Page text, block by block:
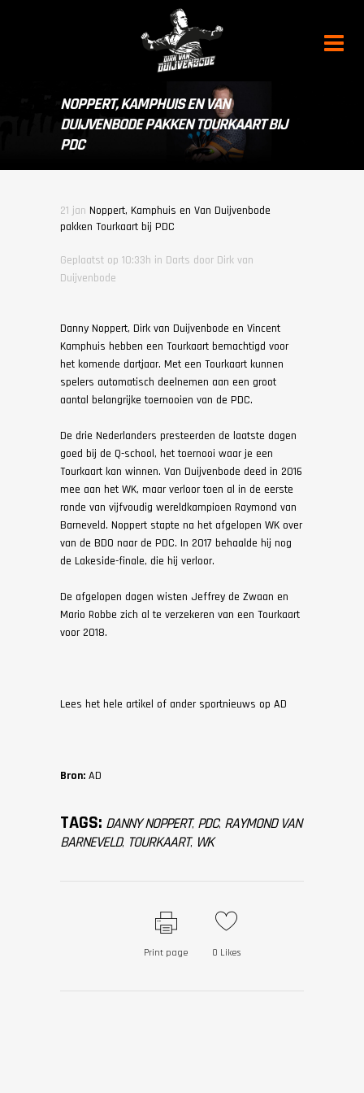
NOPPERT, KAMPHUIS EN VAN
DUIJVENBODE PAKKEN TOURKAART BIJ
PDC
21 jan Noppert, Kamphuis en Van Duijvenbode
pakken Tourkaart bij PDC
Geplaatst op 10:33h in Darts door Dirk van
Duijvenbode
Danny Noppert, Dirk van Duijvenbode en Vincent
Kamphuis hebben een Tourkaart bemachtigd voor
het komende dartjaar. Met een Tourkaart kunnen
spelers automatisch deelnemen aan een groot
aantal belangrijke toernooien van de PDC.
De drie Nederlanders presteerden de laatste dagen
goed bij de Q-school, het toernooi waar je een
Tourkaart kan winnen. Van Duijvenbode deed in 2016
mee aan het WK, maar verloor toen al in de eerste
ronde van vijfvoudig wereldkampioen Raymond van
Barneveld. Noppert stapte na het afgelopen WK over
van de BDO naar de PDC. In 2017 behaalde hij nog
de Lakeside-finale, die hij verloor.
De afgelopen dagen wisten Jeffrey de Zwaan en
Mario Robbe zich al te verzekeren van een Tourkaart
voor 2018.
Lees het hele artikel of ander sportnieuws op AD
Bron: AD
TAGS: DANNY NOPPERT, PDC, RAYMOND VAN
BARNEVELD, TOURKAART, WK
Print page 0 Likes